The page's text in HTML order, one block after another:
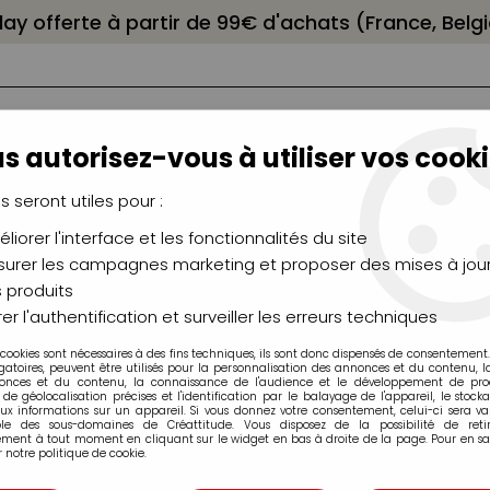
offerte à partir de 99€ d'achats (France,
CHÂSSIS
CHEVALETS
AÉROGRAPHIE
MODÉLISME
MOULAGE
>Encre Acrylique Extra-Fine AEROCOLOR SCHMINCK
Extra-Fine AEROCOLOR
autorisez-vous à utiliser vos
seront utiles pour :
l'interface et les fonctionnalités du site
les campagnes marketing et proposer des mises à
produits
l'authentification et surveiller les erreurs techniques
sont nécessaires à des fins techniques, ils sont donc dispensés de
peuvent être utilisés pour la personnalisation des annonces et du contenu,
et du contenu, la connaissance de l'audience et le développement de
de géolocalisation précises et l'identification par le balayage de l'appareil, le
informations sur un appareil. Si vous donnez votre consentement, celui-ci sera
des sous-domaines de Créattitude. Vous disposez de la possibilité de
à tout moment en cliquant sur le widget en bas à droite de la page. Pour en
notre politique de cookie.